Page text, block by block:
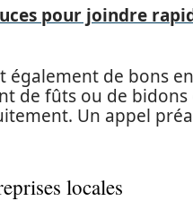
pour joindre
également de bons
de fûts ou de
Un appel
locales